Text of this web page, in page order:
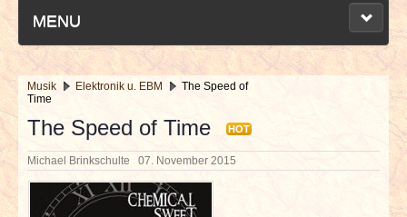
MENU
NEUESTE ARTIKEL
NEWS & DATES
BERICHTE
Musik Elektronik u. EBM
The Speed of
Time
The Speed of Time HOT
Michael Brinkschulte 07. November 2015